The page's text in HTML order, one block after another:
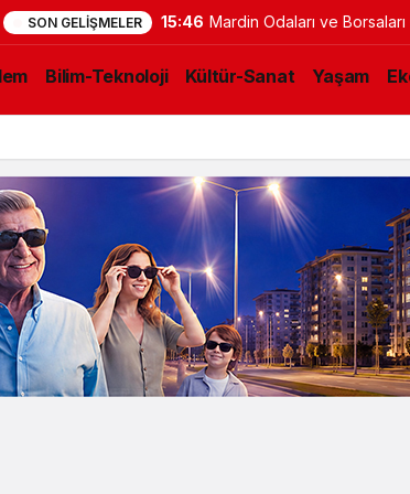
SON GELIŞMELER 15:46 Mardin Odaları ve
Proje Vizyonunda Buluştu
Bilim-Teknoloji Kültür-Sanat Yaşam